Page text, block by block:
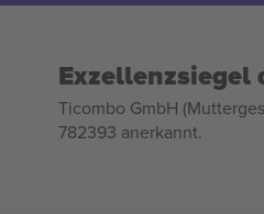
Exzellenzsiegel
Ticombo GmbH
782393 anerkannt.